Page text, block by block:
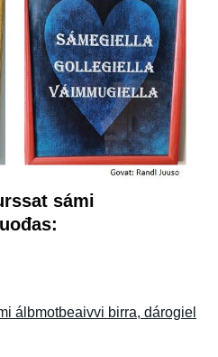
sámi
álbmotbeaivvi birra, dárogiel